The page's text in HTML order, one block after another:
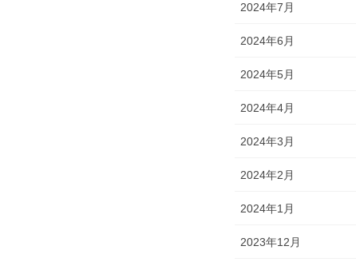
2024年7月
2024年6月
2024年5月
2024年4月
2024年3月
2024年2月
2024年1月
2023年12月